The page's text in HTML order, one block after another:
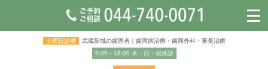
土曜日診療
武蔵新城の歯医者｜歯周病治療・歯周外科・審美治療
9:00～18:00 木・日・祝休診